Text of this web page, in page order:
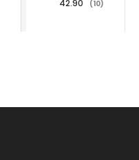
42.90 (10)